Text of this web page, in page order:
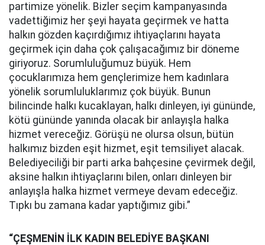
partimize yönelik. Bizler seçim kampanyasında
vadettiğimiz her şeyi hayata geçirmek ve hatta
halkın gözden kaçırdığımız ihtiyaçlarını hayata
geçirmek için daha çok çalışacağımız bir döneme
giriyoruz. Sorumluluğumuz büyük. Hem
çocuklarımıza hem gençlerimize hem kadınlara
yönelik sorumluluklarımız çok büyük. Bunun
bilincinde halkı kucaklayan, halkı dinleyen, iyi gününde,
kötü gününde yanında olacak bir anlayışla halka
hizmet vereceğiz. Görüşü ne olursa olsun, bütün
halkımız bizden eşit hizmet, eşit temsiliyet alacak.
Belediyeciliği bir parti arka bahçesine çevirmek değil,
aksine halkın ihtiyaçlarını bilen, onları dinleyen bir
anlayışla halka hizmet vermeye devam edeceğiz.
Tıpkı bu zamana kadar yaptığımız gibi.”
“ÇEŞMENİN İLK KADIN BELEDİYE BAŞKANI